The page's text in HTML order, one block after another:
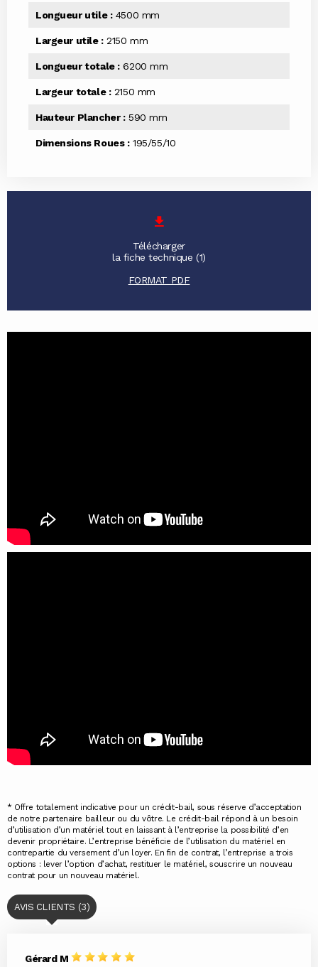
Longueur utile :4500 mm
Largeur utile :2150 mm
Longueur totale :6200 mm
Largeur totale :2150 mm
Hauteur Plancher :590 mm
Dimensions Roues :195/55/10
Télécharger
la fiche technique (1)
FORMAT PDF
* Offre totalement indicative pour un crédit-bail, sous réserve d’acceptation
de notre partenaire bailleur ou du vôtre. Le crédit-bail répond à un besoin
d’utilisation d’un matériel tout en laissant à l’entreprise la possibilité d’en
devenir propriétaire. L’entreprise bénéficie de l’utilisation du matériel en
contrepartie du versement d’un loyer. En fin de contrat, l’entreprise a trois
options : lever l’option d’achat, restituer le matériel, souscrire un nouveau
contrat pour un nouveau matériel.
AVIS CLIENTS (3)
Gérard M